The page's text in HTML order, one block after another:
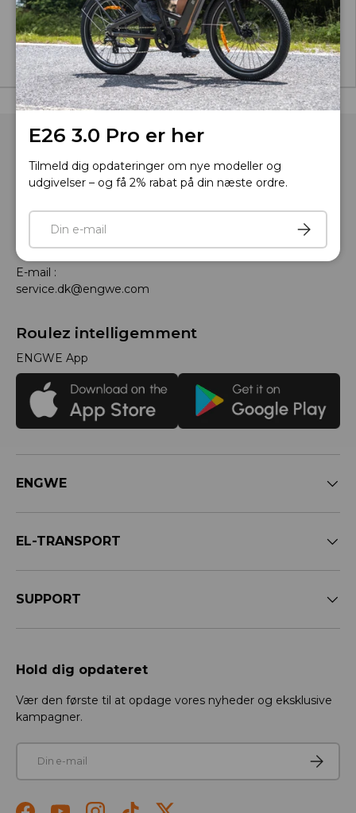
79,00 kr
Shop nu
L20 3.0 Pro
519,00 kr
Shop nu
E26 3.0 Pro er her
Tilmeld dig opdateringer om nye modeller og
udgivelser – og få 2% rabat på din næste ordre.
E-mail Tilmeld
Telefon: +33 805980036
Åbningstider: Mandag til fredag, 9:00 til 18:00 (GMT+1)
E-mail :
service.dk@engwe.com
Roulez intelligemment
ENGWE App
ENGWE
EL-TRANSPORT
SUPPORT
Hold dig opdateret
Vær den første til at opdage vores nyheder og eksklusive
kampagner.
Tilmeld